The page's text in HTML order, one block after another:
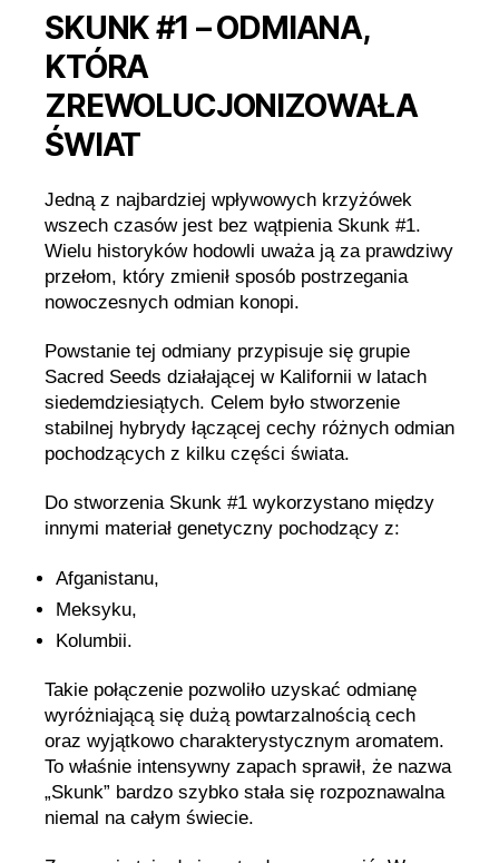
SKUNK #1 – ODMIANA,
KTÓRA
ZREWOLUCJONIZOWAŁA
ŚWIAT
Jedną z najbardziej wpływowych krzyżówek
wszech czasów jest bez wątpienia Skunk #1.
Wielu historyków hodowli uważa ją za prawdziwy
przełom, który zmienił sposób postrzegania
nowoczesnych odmian konopi.
Powstanie tej odmiany przypisuje się grupie
Sacred Seeds działającej w Kalifornii w latach
siedemdziesiątych. Celem było stworzenie
stabilnej hybrydy łączącej cechy różnych odmian
pochodzących z kilku części świata.
Do stworzenia Skunk #1 wykorzystano między
innymi materiał genetyczny pochodzący z:
Afganistanu,
Meksyku,
Kolumbii.
Takie połączenie pozwoliło uzyskać odmianę
wyróżniającą się dużą powtarzalnością cech
oraz wyjątkowo charakterystycznym aromatem.
To właśnie intensywny zapach sprawił, że nazwa
„Skunk” bardzo szybko stała się rozpoznawalna
niemal na całym świecie.